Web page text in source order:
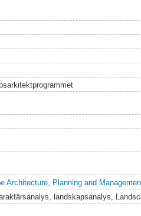
Architecture, Planning and
landskapsanalys,